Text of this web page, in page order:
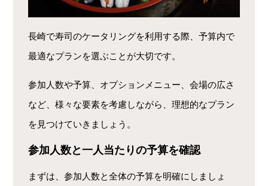
長崎で寿司のケータリングを利用する際、予算内で
最適なプランを選ぶことが大切です。
参加人数や予算、オプションメニュー、会場の広さ
など、様々な要素を考慮しながら、理想的なプラン
を見つけていきましょう。
参加人数と一人当たりの予算を確認
まずは、参加人数と全体の予算を明確にしましょ